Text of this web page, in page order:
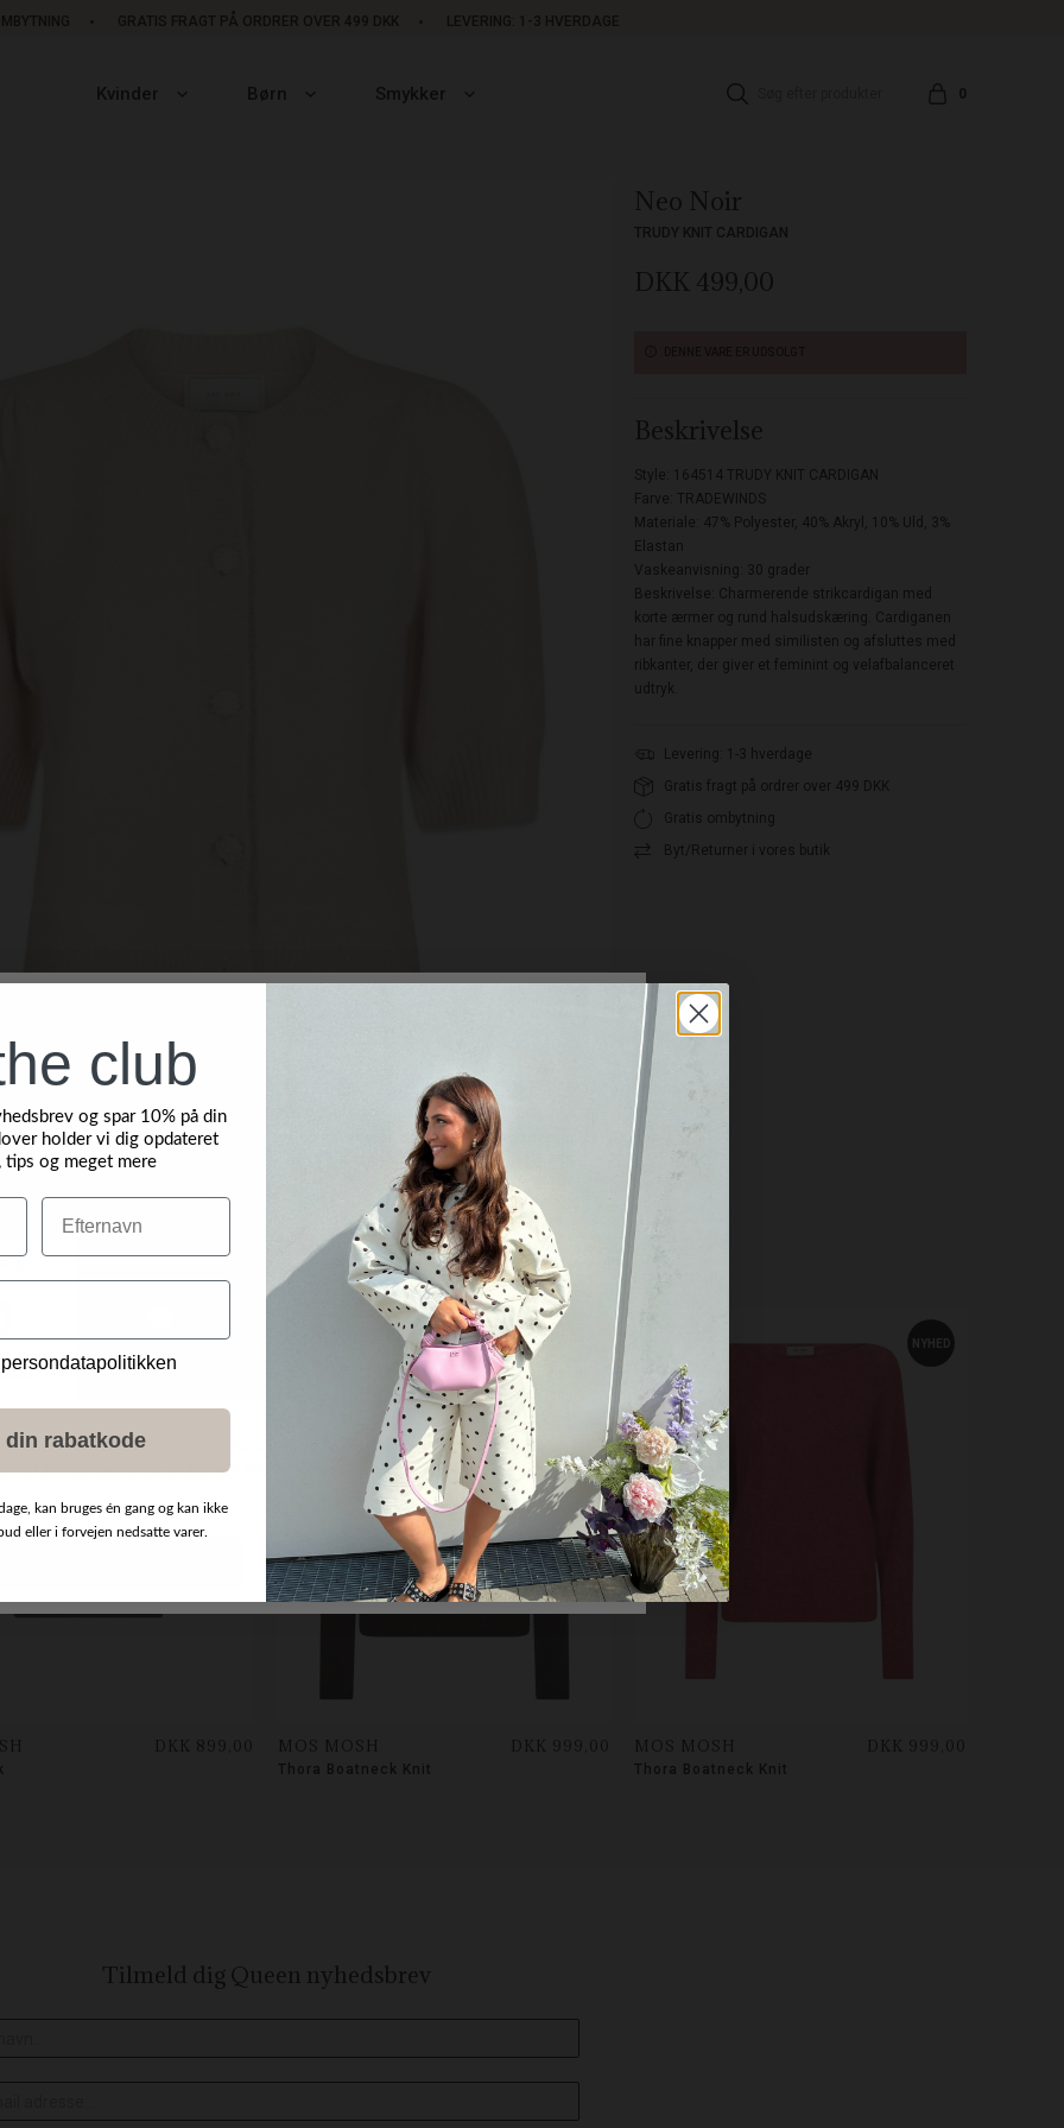
GRATIS FRAGT PÅ ORDRER OVER 499 DKK LEVERING: 1-3 HVERDAGE
Kvinder Børn Smykker 0
Neo Noir
TRUDY KNIT CARDIGAN
DKK 499,00
Beskrivelse
Style: 164514 TRUDY KNIT CARDIGAN
Farve: TRADEWINDS
Materiale: 47% Polyester, 40% Akryl, 10% Uld, 3%
Elastan
Vaskeanvisning: 30 grader
Beskrivelse: Charmerende strikcardigan med
korte ærmer og rund halsudskæring. Cardiganen
har fine knapper med similisten og afsluttes med
ribkanter, der giver et feminint og velafbalanceret
udtryk.
Levering: 1-3 hverdage
Gratis fragt på ordrer over 499 DKK
Gratis ombytning
Byt/Returner i vores butik
NYHED
DKK 899,00 MOS MOSH
Thora Boatneck Knit
DKK 999,00
NYHED
MOS MOSH
Thora Boatneck Knit
DKK 999,00
Tilmeld dig Queen nyhedsbrev
club
og spar 10% på din
holder vi dig opdateret
tips og meget mere
Efternavn
din rabatkode
kan bruges én gang og kan ikke
eller i forvejen nedsatte varer.